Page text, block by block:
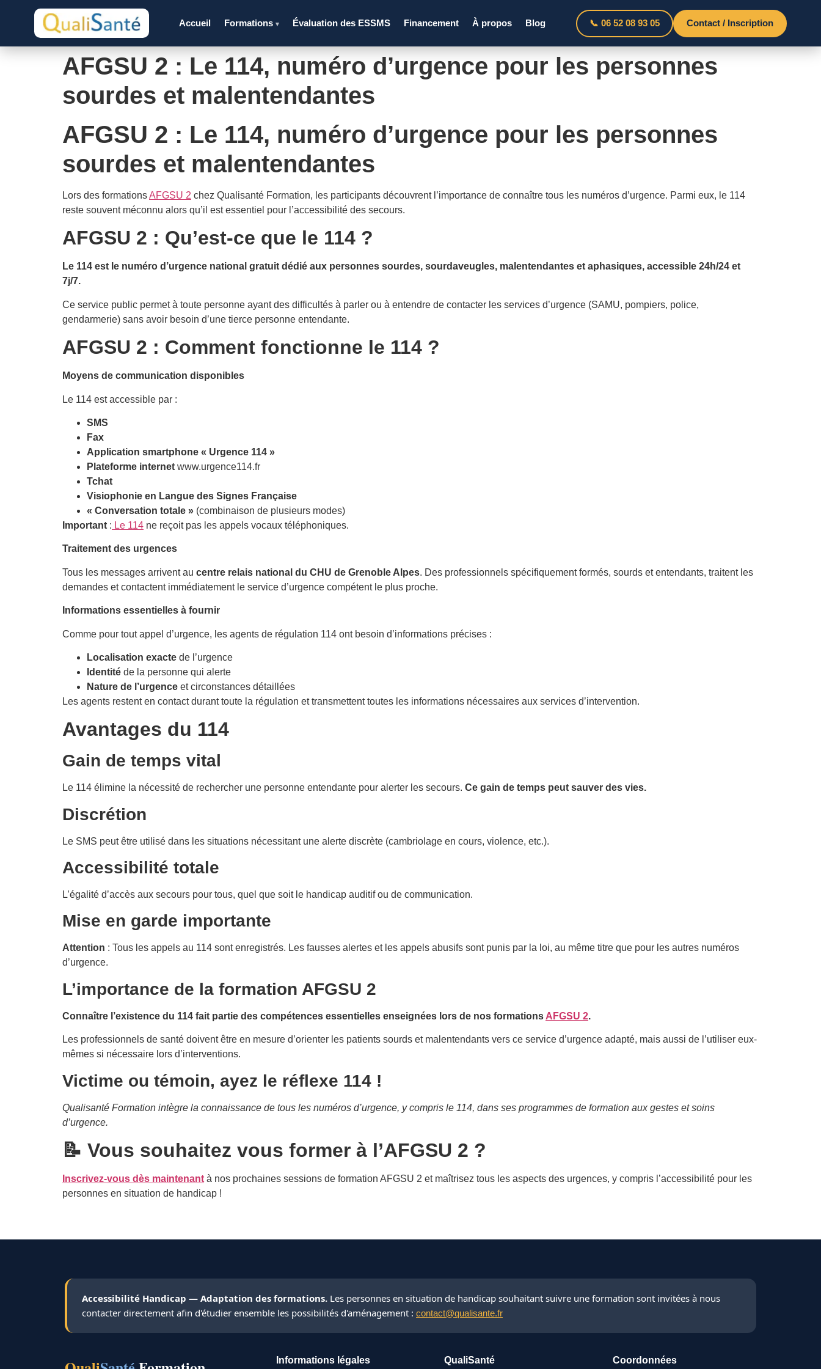
Accueil Formations▾ Évaluation des ESSMS Financement À propos Blog 📞 06 52 08 93 05 Contact / Inscription
AFGSU 2 : Le 114, numéro d’urgence pour les personnes
sourdes et malentendantes
AFGSU 2 : Le 114, numéro d’urgence pour les personnes
sourdes et malentendantes
Lors des formationsAFGSU 2 chez Qualisanté Formation, les participants découvrent l’importance de connaître tous les numéros d’urgence. Parmi eux, le 114
reste souvent méconnu alors qu’il est essentiel pour l’accessibilité des secours.
AFGSU 2 : Qu’est-ce que le 114 ?
Le 114 est le numéro d’urgence national gratuit dédié aux personnes sourdes, sourdaveugles, malentendantes et aphasiques, accessible 24h/24 et
7j/7.
Ce service public permet à toute personne ayant des difficultés à parler ou à entendre de contacter les services d’urgence (SAMU, pompiers, police,
gendarmerie) sans avoir besoin d’une tierce personne entendante.
AFGSU 2 : Comment fonctionne le 114 ?
Moyens de communication disponibles
Le 114 est accessible par :
SMS
Fax
Application smartphone « Urgence 114 »
Plateforme internet www.urgence114.fr
Tchat
Visiophonie en Langue des Signes Française
« Conversation totale » (combinaison de plusieurs modes)
Important : Le 114 ne reçoit pas les appels vocaux téléphoniques.
Traitement des urgences
Tous les messages arrivent au centre relais national du CHU de Grenoble Alpes. Des professionnels spécifiquement formés, sourds et entendants, traitent les
demandes et contactent immédiatement le service d’urgence compétent le plus proche.
Informations essentielles à fournir
Comme pour tout appel d’urgence, les agents de régulation 114 ont besoin d’informations précises :
Localisation exacte de l’urgence
Identité de la personne qui alerte
Nature de l’urgence et circonstances détaillées
Les agents restent en contact durant toute la régulation et transmettent toutes les informations nécessaires aux services d’intervention.
Avantages du 114
Gain de temps vital
Le 114 élimine la nécessité de rechercher une personne entendante pour alerter les secours. Ce gain de temps peut sauver des vies.
Discrétion
Le SMS peut être utilisé dans les situations nécessitant une alerte discrète (cambriolage en cours, violence, etc.).
Accessibilité totale
L’égalité d’accès aux secours pour tous, quel que soit le handicap auditif ou de communication.
Mise en garde importante
Attention : Tous les appels au 114 sont enregistrés. Les fausses alertes et les appels abusifs sont punis par la loi, au même titre que pour les autres numéros
d’urgence.
L’importance de la formation AFGSU 2
Connaître l’existence du 114 fait partie des compétences essentielles enseignées lors de nos formations AFGSU 2.
Les professionnels de santé doivent être en mesure d’orienter les patients sourds et malentendants vers ce service d’urgence adapté, mais aussi de l’utiliser eux-
mêmes si nécessaire lors d’interventions.
Victime ou témoin, ayez le réflexe 114 !
Qualisanté Formation intègre la connaissance de tous les numéros d’urgence, y compris le 114, dans ses programmes de formation aux gestes et soins
d’urgence.
📝 Vous souhaitez vous former à l’AFGSU 2 ?
Inscrivez-vous dès maintenant à nos prochaines sessions de formation AFGSU 2 et maîtrisez tous les aspects des urgences, y compris l’accessibilité pour les
personnes en situation de handicap !
Accessibilité Handicap — Adaptation des formations. Les personnes en situation de handicap souhaitant suivre une formation sont invitées à nous
contacter directement afin d'étudier ensemble les possibilités d'aménagement : contact@qualisante.fr
Informations légales QualiSanté Coordonnées